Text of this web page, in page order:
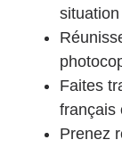
Faites
français
Prenez